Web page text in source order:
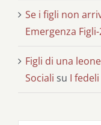
Se i figli non
Emergenza Figli-
Figli di una
Sociali su I